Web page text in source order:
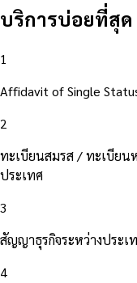
บริการบ่อยที่สุด
1
Affidavit of Single
2
ทะเบียนสมรส / ทะเบียน
ประเทศ
3
สัญญาธุรกิจระหว่างประเ
4